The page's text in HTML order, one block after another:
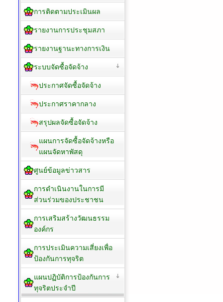
การติดตามประเมินผล
รายงานการประชุมสภา
รายงานฐานะทางการเงิน
ระบบจัดซื้อจัดจ้าง
ประกาศจัดซื้อจัดจ้าง
ประกาศราคากลาง
สรุปผลจัดซื้อจัดจ้าง
แผนการจัดซื้อจัดจ้างหรือ
แผนจัดหาพัสดุ
ศูนย์ข้อมูลข่าวสาร
การดำเนินงานในการมี
ส่วนร่วมของประชาชน
การเสริมสร้างวัฒนธรรม
องค์กร
การประเมินความเสี่ยงเพื่อ
ป้องกันการทุจริต
แผนปฏิบัติการป้องกันการ
ทุจริตประจำปี